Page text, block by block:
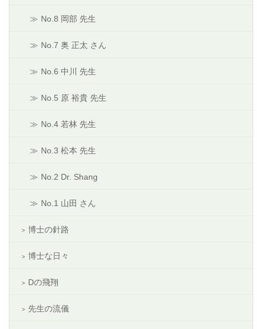
No.8 岡部 先生
No.7 奥 正太 さん
No.6 中川 先生
No.5 原 裕貴 先生
No.4 若林 先生
No.3 松本 先生
No.2 Dr. Shang
No.1 山田 さん
博士の針路
博士な日々
Dの飛翔
先生の流儀